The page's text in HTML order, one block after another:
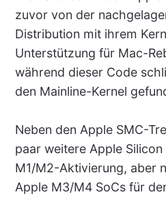
zuvor von der
Distribution mit ihrem
Unterstützung für Mac-
während dieser Code
den Mainline-Kernel
Neben den Apple SMC-
paar weitere Apple
M1/M2-Aktivierung, aber
Apple M3/M4 SoCs für